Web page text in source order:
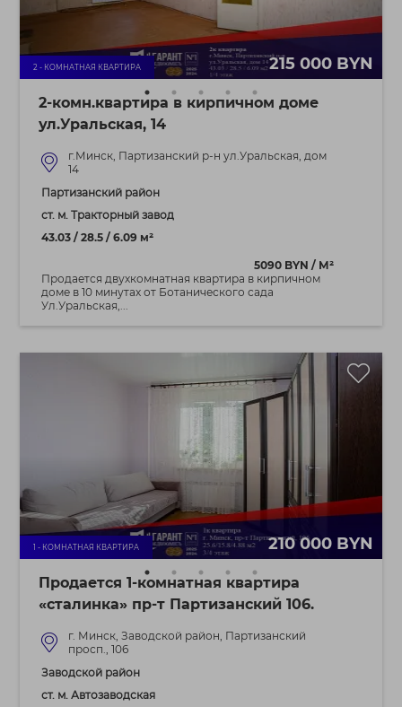
2 - КОМНАТНАЯ КВАРТИРА 215 000 BYN
2-комн.квартира в кирпичном доме
ул.Уральская, 14
г.Минск, Партизанский р-н ул.Уральская, дом
14
Партизанский район
ст. м. Тракторный завод
43.03 / 28.5 / 6.09 м²
5090 BYN / М²
Продается двухкомнатная квартира в кирпичном
доме в 10 минутах от Ботанического сада
Ул.Уральская,...
1 - КОМНАТНАЯ КВАРТИРА 210 000 BYN
Продается 1-комнатная квартира
«сталинка» пр-т Партизанский 106.
г. Минск, Заводской район, Партизанский
просп., 106
Заводской район
ст. м. Автозаводская